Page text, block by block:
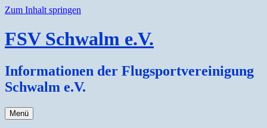
Zum Inhalt springen
FSV Schwalm e.V.
Informationen der Flugsportvereinigung
Schwalm e.V.
Menü